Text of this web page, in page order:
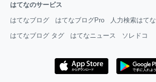
はてなのサービス
はてなブログ はてなブログPro 人力検索はてな
はてなブログ タグ はてなニュース ソレドコ